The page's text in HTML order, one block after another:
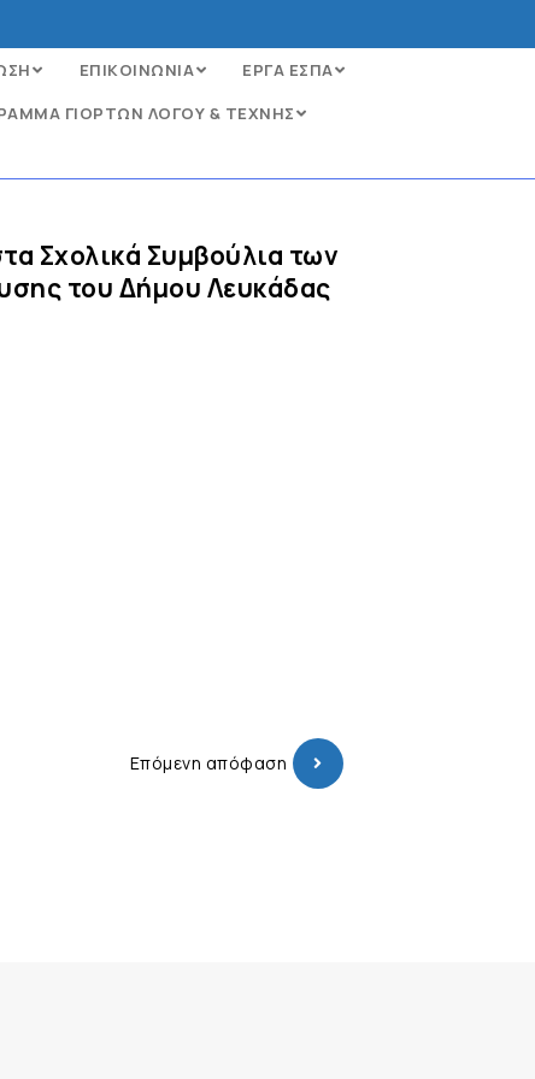
ΕΠΙΚΟΙΝΩΝΙΑ
ΕΡΓΑ ΕΣΠΑ
ΓΙΟΡΤΩΝ ΛΟΓΟΥ & ΤΕΧΝΗΣ
Σχολικά Συμβούλια των
του Δήμου Λευκάδας
Επόμενη απόφαση